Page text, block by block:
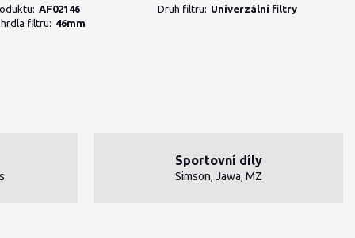
AF02146 Druh filtru: Univerzální filtry
filtru: 46mm
Sportovní díly
Simson, Jawa, MZ